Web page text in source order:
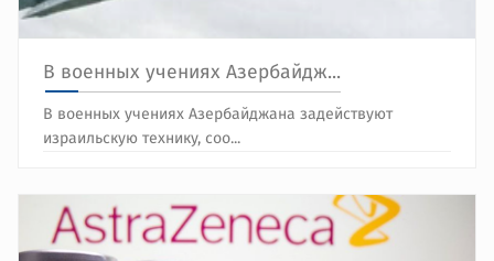
В военных учениях Азербайдж...
В военных учениях Азербайджана задействуют
израильскую технику, соо...